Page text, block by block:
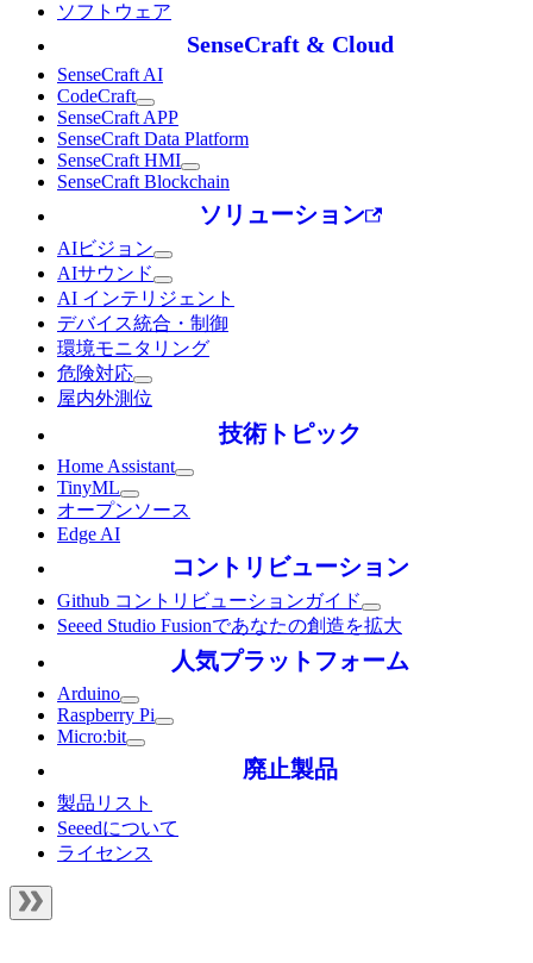
ソフトウェア
SenseCraft & Cloud
SenseCraft AI
CodeCraft
SenseCraft APP
SenseCraft Data Platform
SenseCraft HMI
SenseCraft Blockchain
ソリューション
AIビジョン
AIサウンド
AI インテリジェント
デバイス統合・制御
環境モニタリング
危険対応
屋内外測位
技術トピック
Home Assistant
TinyML
オープンソース
Edge AI
コントリビューション
Github コントリビューションガイド
Seeed Studio Fusionであなたの創造を拡大
人気プラットフォーム
Arduino
Raspberry Pi
Micro:bit
廃止製品
製品リスト
Seeedについて
ライセンス